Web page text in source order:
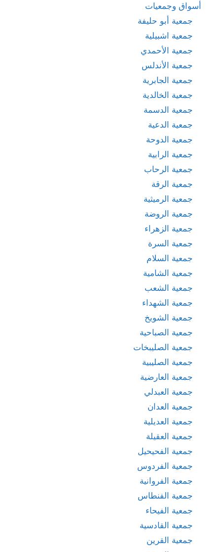
أسواق وجمعيات
جمعية أبو حليفة
جمعية اشبيلية
جمعية الأحمدي
جمعية الأندلس
جمعية الجابرية
جمعية الخالدية
جمعية الدسمة
جمعية الدعية
جمعية الدوحة
جمعية الرابية
جمعية الرحاب
جمعية الرقة
جمعية الرميثية
جمعية الروضة
جمعية الزهراء
جمعية السرة
جمعية السلام
جمعية الشامية
جمعية الشعب
جمعية الشهداء
جمعية الشويخ
جمعية الصباحية
جمعية الصليبخات
جمعية الصليبية
جمعية العارضية
جمعية العبدلي
جمعية العدان
جمعية العديلية
جمعية العقيلة
جمعية الفحيحيل
جمعية الفردوس
جمعية الفروانية
جمعية الفنطاس
جمعية الفيحاء
جمعية القادسية
جمعية القرين